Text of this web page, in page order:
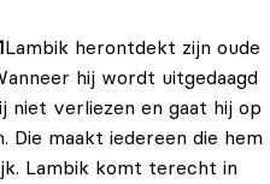
Lambik herontdekt zijn oude
hij wordt uitgedaagd
niet verliezen en gaat hij op
Die maakt iedereen die hem
Lambik komt terecht in